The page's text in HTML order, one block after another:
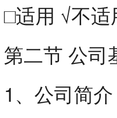
□适用 √不适
第二节 公司
1、公司简介